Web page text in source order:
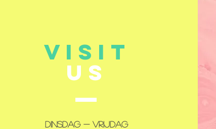
VISIT
US
Dinsdag - Vrijdag